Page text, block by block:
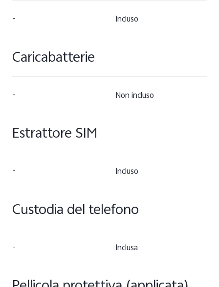
- Incluso
Caricabatterie
- Non incluso
Estrattore SIM
- Incluso
Custodia del telefono
- Inclusa